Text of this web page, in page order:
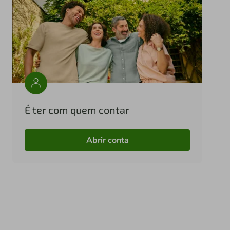
É ter com quem contar
Abrir conta